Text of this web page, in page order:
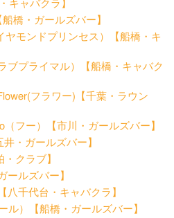
キャバクラ】
橋・ガールズバー】
ヤモンドプリンセス）【船橋・キ
ブプライマル）【船橋・キャバク
フラワー)【千葉・ラウン
（フー）【市川・ガールズバー】
・ガールズバー】
クラブ】
ールズバー】
八千代台・キャバクラ】
ル）【船橋・ガールズバー】